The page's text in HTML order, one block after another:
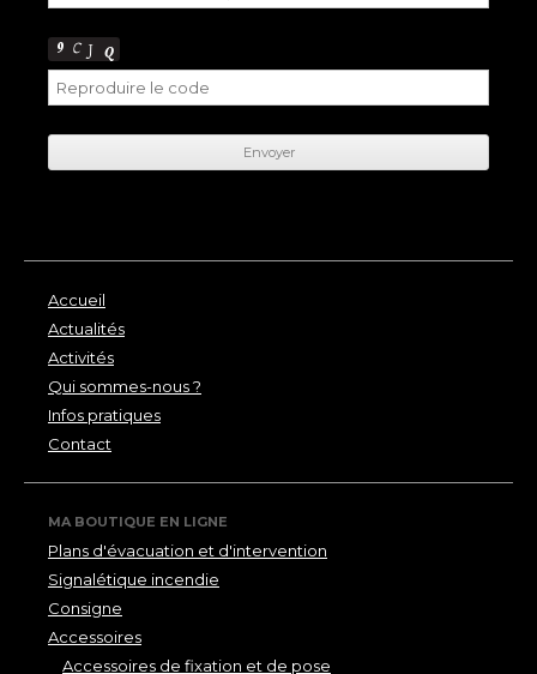
Accueil
Actualités
Activités
Qui sommes-nous ?
Infos pratiques
Contact
MA BOUTIQUE EN LIGNE
Plans d'évacuation et d'intervention
Signalétique incendie
Consigne
Accessoires
Accessoires de fixation et de pose